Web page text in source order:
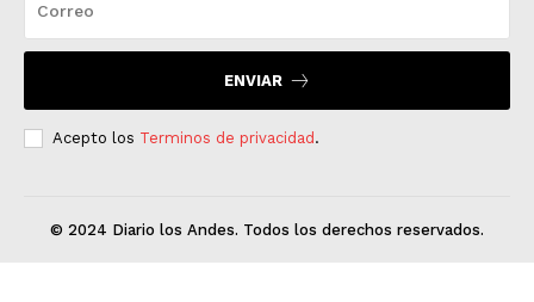
ENVIAR
Acepto los Terminos de privacidad .
© 2024 Diario los Andes. Todos los derechos reservados.